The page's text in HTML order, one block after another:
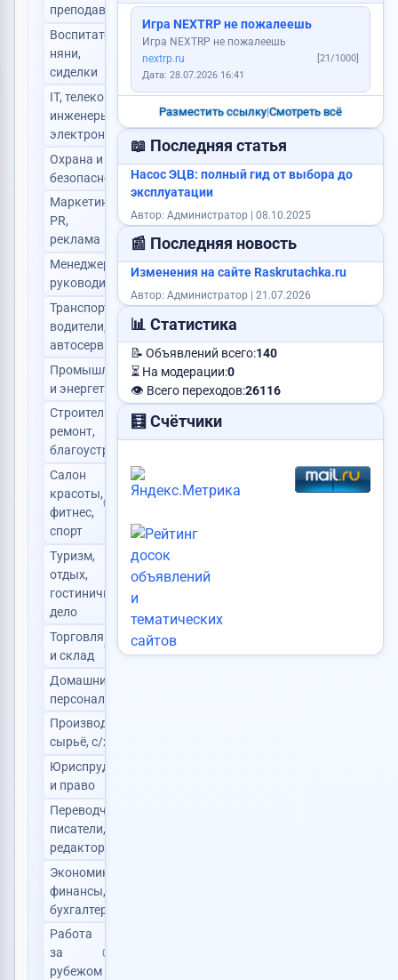
Ищу работу
Услуги юриста
Требуется повар
преподаватели
Воспитатели,
няни,
сиделки
IT, телеком,
инженеры-
электронщики
Охрана и
безопасность
2
Маркетинг,
PR,
реклама
1
Менеджеры и
руководители
0
Транспорт,
водители,
автосервис
Промышленность
и энергетика
0
Строительство,
ремонт,
благоустройство
Салон
красоты,
фитнес,
спорт
0
Туризм,
отдых,
гостиничное
дело
Торговля
и склад
0
Домашний
персонал
Производство,
сырьё, с/х
Юриспруденция
и право
Переводчики,
писатели,
редакторы
Экономика,
финансы,
бухгалтерия
Работа
за
рубежом
0
Игра NEXTRP не пожалеешь
Игра NEXTRP не пожалеешь
nextrp.ru
[21/1000]
Дата: 28.07.2026 16:41
Разместить ссылку|Смотреть всё
📖 Последняя статья
Насос ЭЦВ: полный гид от выбора до
эксплуатации
Автор: Администратор | 08.10.2025
📰 Последняя новость
Изменения на сайте Raskrutachka.ru
Автор: Администратор | 21.07.2026
📊 Статистика
📝 Объявлений всего:140
⏳ На модерации:0
👁️ Всего переходов:26116
🧮 Счётчики